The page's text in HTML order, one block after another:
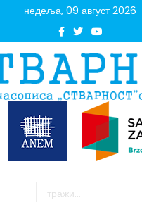
недеља, 09 август 2026